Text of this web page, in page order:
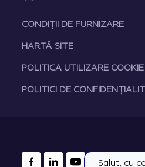
CONDIȚII DE FURNIZARE
HARTĂ SITE
POLITICA UTILIZARE COOKIE
POLITICI DE
FACEBOOKLINKEDINYOUTUBE
Salut, cu